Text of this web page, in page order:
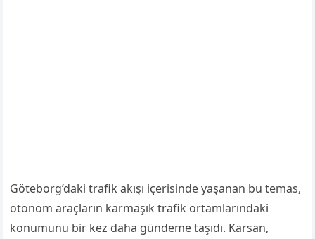
Göteborg’daki trafik akışı içerisinde yaşanan bu temas,
otonom araçların karmaşık trafik ortamlarındaki
konumunu bir kez daha gündeme taşıdı. Karsan,